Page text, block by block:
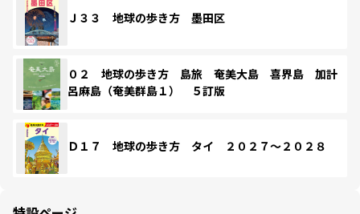
Ｊ３３ 地球の歩き方 墨田区
０２ 地球の歩き方 島旅 奄美大島 喜界島 加計
呂麻島（奄美群島１） ５訂版
Ｄ１７ 地球の歩き方 タイ ２０２７～２０２８